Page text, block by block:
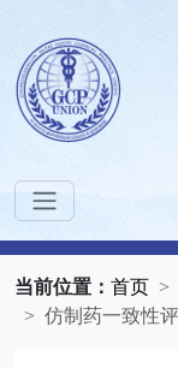
当前位置： 首页
仿制药一致性